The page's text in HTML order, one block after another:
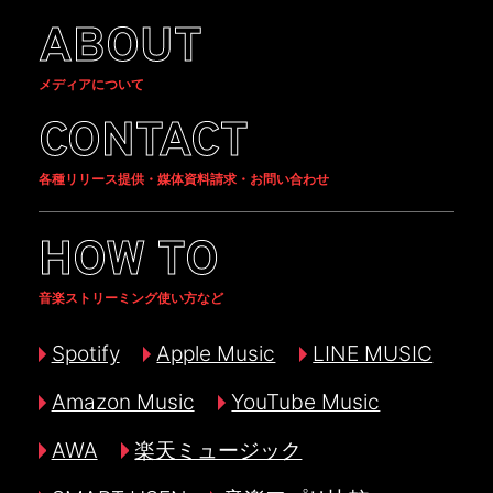
ABOUT
メディアについて
CONTACT
各種リリース提供・媒体資料請求・お問い合わせ
HOW TO
音楽ストリーミング使い方など
Spotify Apple Music
LINE MUSIC
Amazon Music
YouTube Music
AWA
楽天ミュージック